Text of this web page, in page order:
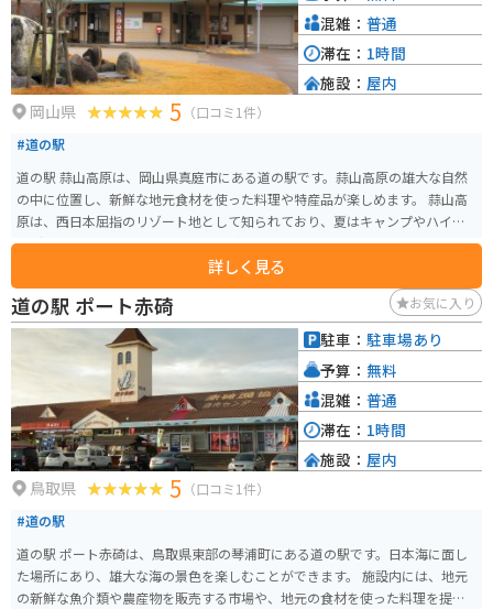
岡山県 5 （口コミ1件）
#道の駅
道の駅 蒜山高原は、岡山県真庭市にある道の駅です。蒜山高原の雄大な自然
の中に位置し、新鮮な地元食材を使った料理や特産品が楽しめます。 蒜山高
原は、西日本屈指のリゾート地として知られており、夏はキャンプやハイキ
ング、冬はスキーやスノーボードなど、一年を通して楽しむことができます。
周辺には、蒜山酪農農業協同組合や蒜山ハーブガーデンなど、観光スポット
も充実しています。 バイクで訪れる場合、道の駅 蒜山高原はツーリングの休
憩場所としても最適です。蒜山高原は、ワインディングロードが続くことか
ら、多くのライダーに人気があります。周辺には、展望台や景勝地も多く、
ツーリングの目的地としてもおすすめです。道の駅では、蒜山高原の特産品
であるジャージー牛乳を使ったソフトクリームやヨーグルト、蒜山焼そばな
どが人気です。
詳しく見る
混雑： 普通
滞在： 1時間
施設： 屋内
道の駅 ポート赤碕 お気に入り
鳥取県 5 （口コミ1件）
#道の駅
道の駅 ポート赤碕は、鳥取県東部の琴浦町にある道の駅です。日本海に面し
た場所にあり、雄大な海の景色を楽しむことができます。 施設内には、地元
の新鮮な魚介類や農産物を販売する市場や、地元の食材を使った料理を提供
駐車： 駐車場あり
予算： 無料
混雑： 普通
滞在： 1時間
施設： 屋内